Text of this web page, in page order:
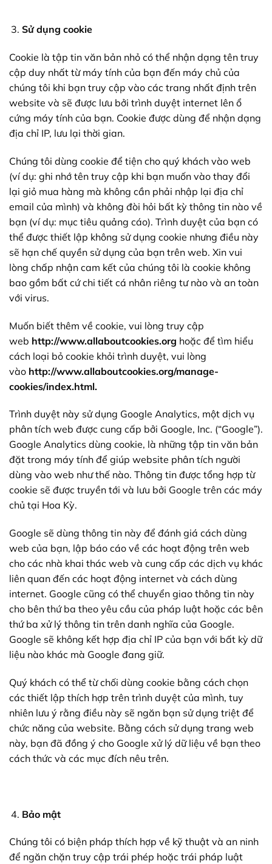
Sử dụng cookie
Cookie là tập tin văn bản nhỏ có thể nhận dạng tên truy
cập duy nhất từ máy tính của bạn đến máy chủ của
chúng tôi khi bạn truy cập vào các trang nhất định trên
website và sẽ được lưu bởi trình duyệt internet lên ổ
cứng máy tính của bạn. Cookie được dùng để nhận dạng
địa chỉ IP, lưu lại thời gian.
Chúng tôi dùng cookie để tiện cho quý khách vào web
(ví dụ: ghi nhớ tên truy cập khi bạn muốn vào thay đổi
lại giỏ mua hàng mà không cần phải nhập lại địa chỉ
email của mình) và không đòi hỏi bất kỳ thông tin nào về
bạn (ví dụ: mục tiêu quảng cáo). Trình duyệt của bạn có
thể được thiết lập không sử dụng cookie nhưng điều này
sẽ hạn chế quyền sử dụng của bạn trên web. Xin vui
lòng chấp nhận cam kết của chúng tôi là cookie không
bao gồm bất cứ chi tiết cá nhân riêng tư nào và an toàn
với virus.
Muốn biết thêm về cookie, vui lòng truy cập
web http://www.allaboutcookies.org hoặc để tìm hiểu
cách loại bỏ cookie khỏi trình duyệt, vui lòng
vào http://www.allaboutcookies.org/manage-
cookies/index.html.
Trình duyệt này sử dụng Google Analytics, một dịch vụ
phân tích web được cung cấp bởi Google, Inc. (“Google”).
Google Analytics dùng cookie, là những tập tin văn bản
đặt trong máy tính để giúp website phân tích người
dùng vào web như thế nào. Thông tin được tổng hợp từ
cookie sẽ được truyền tới và lưu bởi Google trên các máy
chủ tại Hoa Kỳ.
Google sẽ dùng thông tin này để đánh giá cách dùng
web của bạn, lập báo cáo về các hoạt động trên web
cho các nhà khai thác web và cung cấp các dịch vụ khác
liên quan đến các hoạt động internet và cách dùng
internet. Google cũng có thể chuyển giao thông tin này
cho bên thứ ba theo yêu cầu của pháp luật hoặc các bên
thứ ba xử lý thông tin trên danh nghĩa của Google.
Google sẽ không kết hợp địa chỉ IP của bạn với bất kỳ dữ
liệu nào khác mà Google đang giữ.
Quý khách có thể từ chối dùng cookie bằng cách chọn
các thiết lập thích hợp trên trình duyệt của mình, tuy
nhiên lưu ý rằng điều này sẽ ngăn bạn sử dụng triệt để
chức năng của website. Bằng cách sử dụng trang web
này, bạn đã đồng ý cho Google xử lý dữ liệu về bạn theo
cách thức và các mục đích nêu trên.
Bảo mật
Chúng tôi có biện pháp thích hợp về kỹ thuật và an ninh
để ngăn chặn truy cập trái phép hoặc trái pháp luật